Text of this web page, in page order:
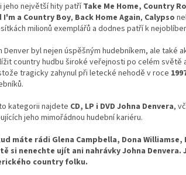
jeho největší hity patříTake Me Home, Country
I'm a Country Boy, Back Home Again, Calypso
milionů exemplářů a dodnes patří k
Denver byl nejen úspěšným hudebníkem, ale také
country hudbu široké veřejnosti po celém světě
tragicky zahynul při letecké nehodě v roce
kategorii najdete CD, LP i DVD Johna Denvera,
jeho mimořádnou hudební kariéru.
máte rádi Glena Campbella, Dona
si nenechte ujít ani nahrávky Johna
country folku.